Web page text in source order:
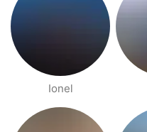
Ionel